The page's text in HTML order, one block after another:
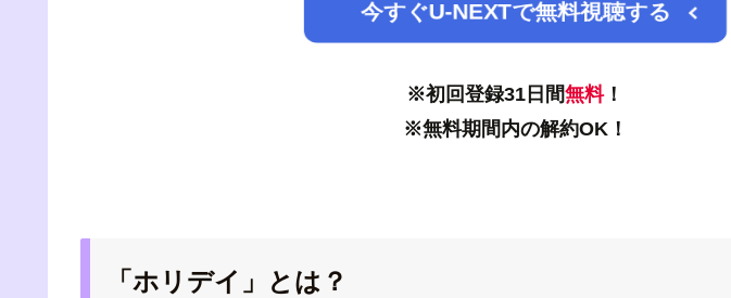
今すぐU-NEXTで無料視聴する
※初回登録31日間無料！
※無料期間内の解約OK！
「ホリデイ」とは？